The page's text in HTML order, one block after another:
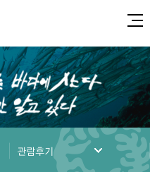
관람후기